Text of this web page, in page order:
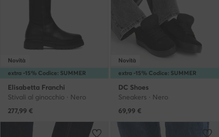
extra -15% Codice: SUMMER
Novità
Elisabetta Franchi
Stivali al ginocchio · Nero
277,99 €
extra -15% Codice: SUMMER
Novità
DC Shoes
Sneakers · Nero
69,99 €